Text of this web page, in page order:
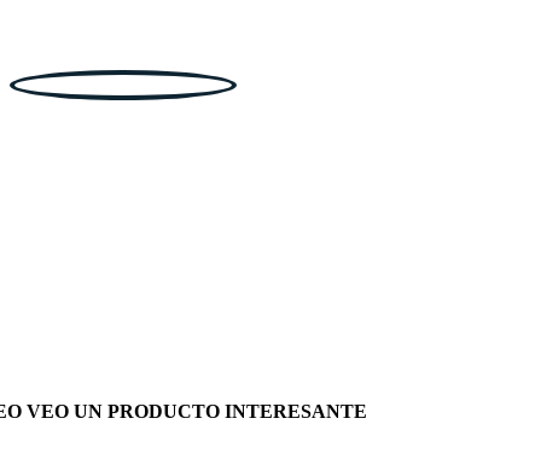
VEO UN PRODUCTO INTERESANTE